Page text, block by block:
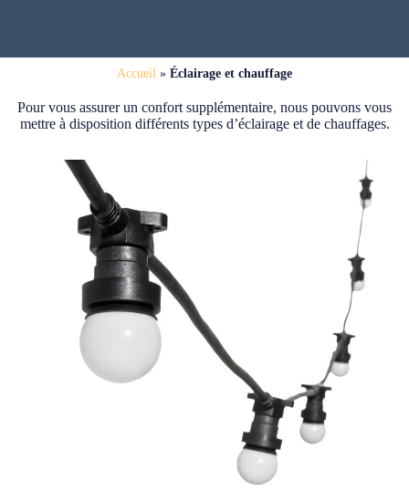
Accueil » Éclairage et chauffage
Pour vous assurer un confort supplémentaire, nous pouvons vous
mettre à disposition différents types d’éclairage et de chauffages.